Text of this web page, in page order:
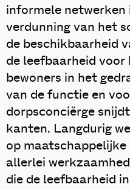
informele netwerken
verdunning van het
de beschikbaarheid
de leefbaarheid voor
bewoners in het
van de functie en
dorpsconciërge
kanten. Langdurig
op
allerlei
die de leefbaarheid